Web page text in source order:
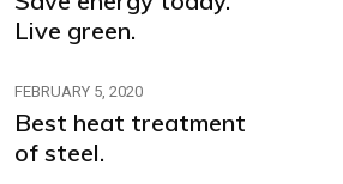
Live green.
FEBRUARY 5, 2020
Best heat treatment
of steel.